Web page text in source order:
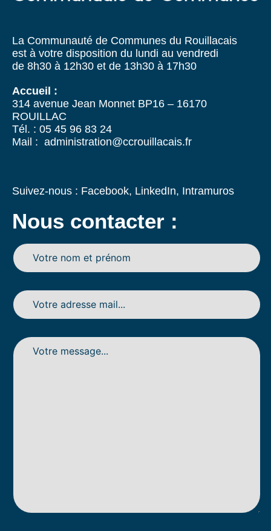
La Communauté de Communes du Rouillacais
est à votre disposition du lundi au vendredi
de 8h30 à 12h30 et de 13h30 à 17h30
Accueil :
314 avenue Jean Monnet BP16 – 16170
ROUILLAC
Tél. : 05 45 96 83 24
Mail : administration@ccrouillacais.fr
Suivez-nous : Facebook, LinkedIn, Intramuros
Nous contacter :